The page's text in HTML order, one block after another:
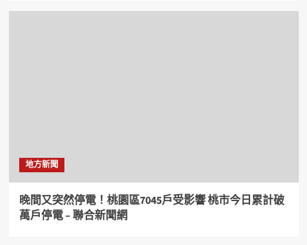
地方新聞
晚間又突然停電！桃園區7045戶受影響 桃市今日累計破
萬戶停電 – 聯合新聞網